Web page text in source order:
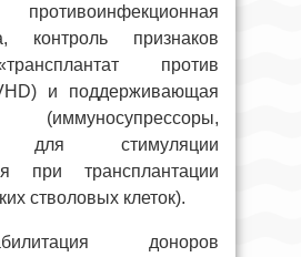
противоинфекционная
контроль признаков
против
и поддерживающая
для стимуляции
при трансплантации
стволовых клеток).
доноров